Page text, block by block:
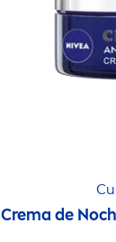
Crema de